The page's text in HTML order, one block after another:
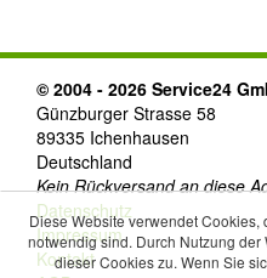
© 2004 - 2026 Service24
Günzburger Strasse 58
89335 Ichenhausen
Deutschland
Kein Rückversand an diese
Datenschutz
Impressum
Kontakt
Diese Website verwendet
notwendig sind. Durch Nutzung
dieser Cookies zu. Wenn Sie